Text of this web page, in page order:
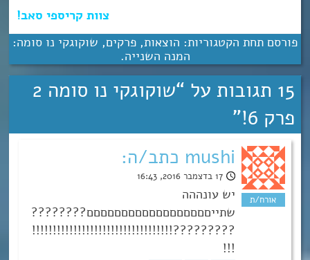
צוות קריספי סאב!
פורסם תחת הקטגוריות: הוצאות, פרקים, שוקוגקי נו סומה:
המנה השנייה.
15 תגובות על “
שוקוגקי נו סומה 2
פרק 6!
”
mushi כתב/ה:
17 בדצמבר 2016, 16:43
יש עונההה
שתייםםםםםםםםםםםםםםםםםם????????
?????????!!!!!!!!!!!!!!!!!!!!!!!!!!!!!!!!!!
!!!